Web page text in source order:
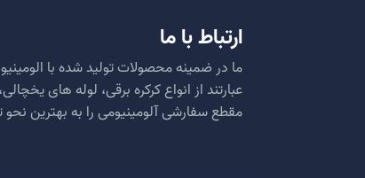
ارتباط با ما
ما در ضمینه محصولات تولید شده با
عبارتند از انواع کرکره برقی، لوله های
مقطع سفارشی آلومینیومی را به بهترین نحو